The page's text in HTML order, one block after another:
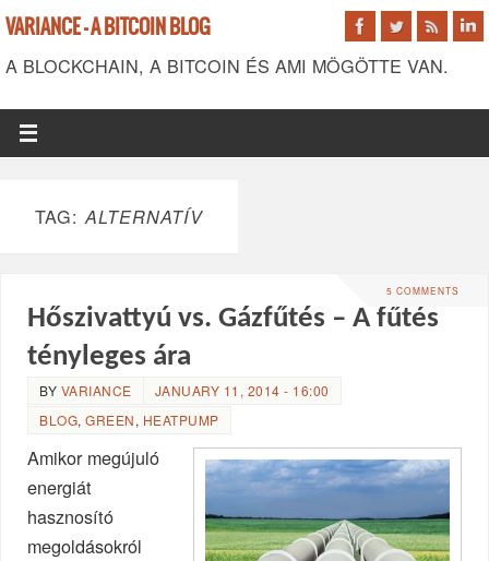
VARIANCE - A BITCOIN BLOG
A BLOCKCHAIN, A BITCOIN ÉS AMI MÖGÖTTE VAN.
TAG:ALTERNATÍV
5 COMMENTS
Hőszivattyú vs. Gázfűtés – A fűtés
tényleges ára
BY VARIANCE
JANUARY 11, 2014 - 16:00
BLOG,GREEN, HEATPUMP
Amikor megújuló
energiát
hasznosító
megoldásokról